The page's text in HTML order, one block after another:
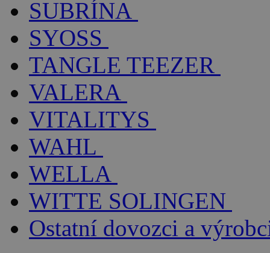
SUBRÍNA
SYOSS
TANGLE TEEZER
VALERA
VITALITYS
WAHL
WELLA
WITTE SOLINGEN
Ostatní dovozci a